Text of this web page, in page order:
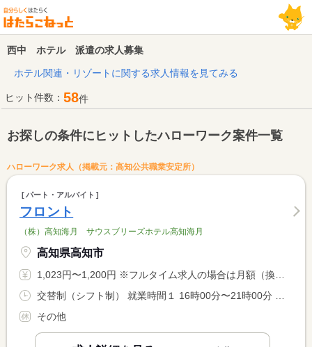
西中 ホテル 派遣の求人募集
ホテル関連・リゾートに関する求人情報を見てみる
ヒット件数： 58件
お探しの条件にヒットしたハローワーク案件一覧
ハローワーク求人（掲載元：高知公共職業安定所）
パート・アルバイト
フロント
（株）高知海月 サウスブリーズホテル高知海月
高知県高知市
1,023円〜1,200円 ※フルタイム求人の場合は月額（換算額）、パート求人の場合は時間額を表示しています。
その他